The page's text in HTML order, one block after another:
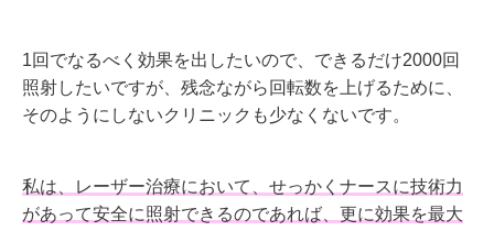
1回でなるべく効果を出したいので、できるだけ2000回
照射したいですが、残念ながら回転数を上げるために、
そのようにしないクリニックも少なくないです。
私は、レーザー治療において、せっかくナースに技術力
があって安全に照射できるのであれば、更に効果を最大